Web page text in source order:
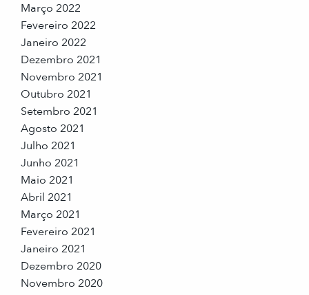
Março 2022
Fevereiro 2022
Janeiro 2022
Dezembro 2021
Novembro 2021
Outubro 2021
Setembro 2021
Agosto 2021
Julho 2021
Junho 2021
Maio 2021
Abril 2021
Março 2021
Fevereiro 2021
Janeiro 2021
Dezembro 2020
Novembro 2020